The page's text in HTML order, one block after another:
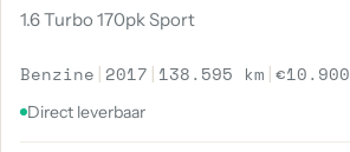
1.6 Turbo 170pk Sport
Benzine | 2017 | 138.595 km |€10.900
Direct leverbaar